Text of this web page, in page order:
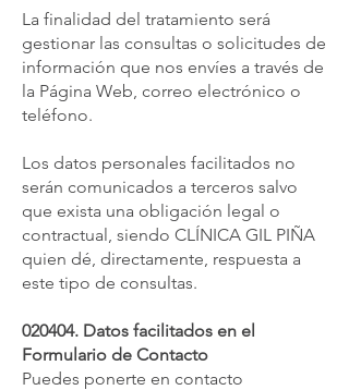
La finalidad del tratamiento será
gestionar las consultas o solicitudes de
información que nos envíes a través de
la Página Web, correo electrónico o
teléfono.
Los datos personales facilitados no
serán comunicados a terceros salvo
que exista una obligación legal o
contractual, siendo CLÍNICA GIL PIÑA
quien dé, directamente, respuesta a
este tipo de consultas.
020404. Datos facilitados en el
Formulario de Contacto
Puedes ponerte en contacto